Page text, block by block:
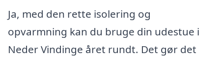
Ja, med den rette isolering og
opvarmning kan du bruge din udestue i
Neder Vindinge året rundt. Det gør det